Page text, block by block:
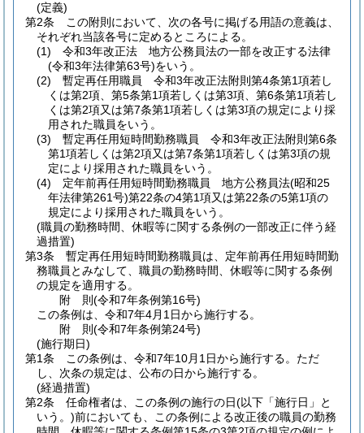
(定義)
第2条
この附則において、次の各号に掲げる用語の意義は、
それぞれ当該各号に定めるところによる。
(1)
令和3年改正法 地方公務員法の一部を改正する法律
(令和3年法律第63号)をいう。
(2)
暫定再任用職員 令和3年改正法附則第4条第1項若し
くは第2項、第5条第1項若しくは第3項、第6条第1項若し
くは第2項又は第7条第1項若しくは第3項の規定により採
用された職員をいう。
(3)
暫定再任用短時間勤務職員 令和3年改正法附則第6条
第1項若しくは第2項又は第7条第1項若しくは第3項の規
定により採用された職員をいう。
(4)
定年前再任用短時間勤務職員 地方公務員法(昭和25
年法律第261号)第22条の4第1項又は第22条の5第1項の
規定により採用された職員をいう。
(職員の勤務時間、休暇等に関する条例の一部改正に伴う経
過措置)
第3条
暫定再任用短時間勤務職員は、定年前再任用短時間勤
務職員とみなして、職員の勤務時間、休暇等に関する条例
の規定を適用する。
附 則(令和7年条例第16号)
この条例は、令和7年4月1日から施行する。
附 則(令和7年条例第24号)
(施行期日)
第1条
この条例は、令和7年10月1日から施行する。 ただ
し、次条の規定は、公布の日から施行する。
(経過措置)
第2条
任命権者は、この条例の施行の日(以下「施行日」と
いう。)前においても、この条例による改正後の職員の勤務